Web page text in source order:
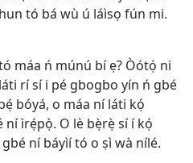
tó bá wù ú láìsọ fún mi.
máa ń múnú bí ẹ? Òótọ́ ni
rí sí i pé gbogbo yín ń gbé
bóyá, o máa ní láti kọ́
ní ìrẹ́pọ̀. O lè bẹ̀rẹ̀ sí í kọ́
ní báyìí tó o ṣì wà nílé.